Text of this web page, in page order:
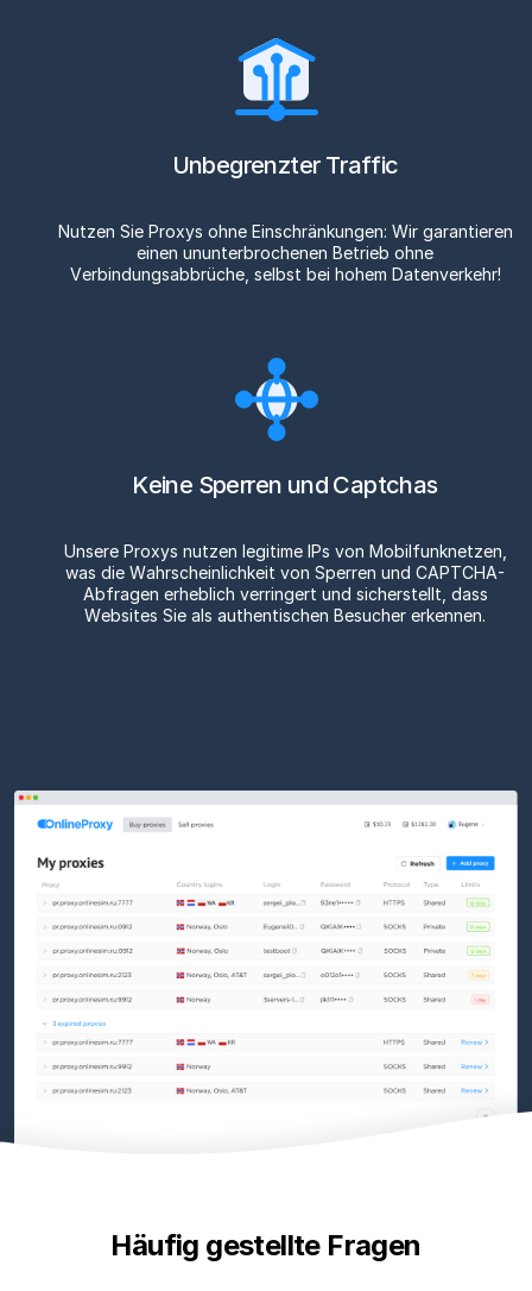
Unbegrenzter Traffic
Nutzen Sie Proxys ohne Einschränkungen: Wir garantieren
einen ununterbrochenen Betrieb ohne
Verbindungsabbrüche, selbst bei hohem Datenverkehr!
Keine Sperren und Captchas
Unsere Proxys nutzen legitime IPs von Mobilfunknetzen,
was die Wahrscheinlichkeit von Sperren und CAPTCHA-
Abfragen erheblich verringert und sicherstellt, dass
Websites Sie als authentischen Besucher erkennen.
Häufig gestellte Fragen